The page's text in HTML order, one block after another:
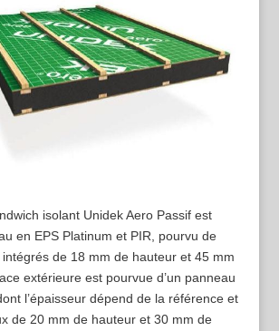
isolant Unidek Aero Passif est
en EPS Platinum et PIR, pourvu de
de 18 mm de hauteur et 45 mm
extérieure est pourvue d’un panneau
l’épaisseur dépend de la référence et
de 20 mm de hauteur et 30 mm de